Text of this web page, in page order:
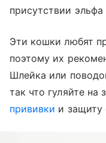
присутствии эльфа
Эти кошки любят
поэтому их
Шлейка или
так что гуляйте на
прививки и защиту